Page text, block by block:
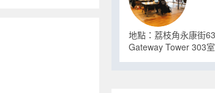
地點：荔枝角永康街
Gateway Tower 303室